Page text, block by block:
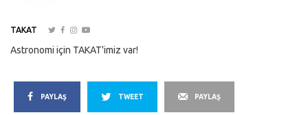
TAKAT
Astronomi için TAKAT'imiz var!
PAYLAŞ TWEET PAYLAŞ